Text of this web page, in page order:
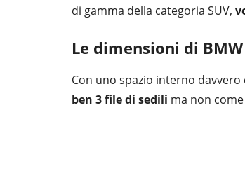
di gamma della categoria SUV,
Le dimensioni di
Con uno spazio interno
ben 3 file di sedili ma non